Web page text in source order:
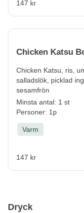
147 kr
Chicken Katsu
Chicken Katsu, ris,
salladslök, picklad
sesamfrön
Minsta antal: 1 st
Personer: 1p
Varm
147 kr
Dryck